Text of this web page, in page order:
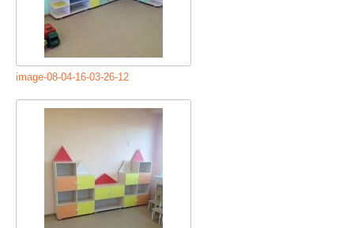
image-08-04-16-03-26-12